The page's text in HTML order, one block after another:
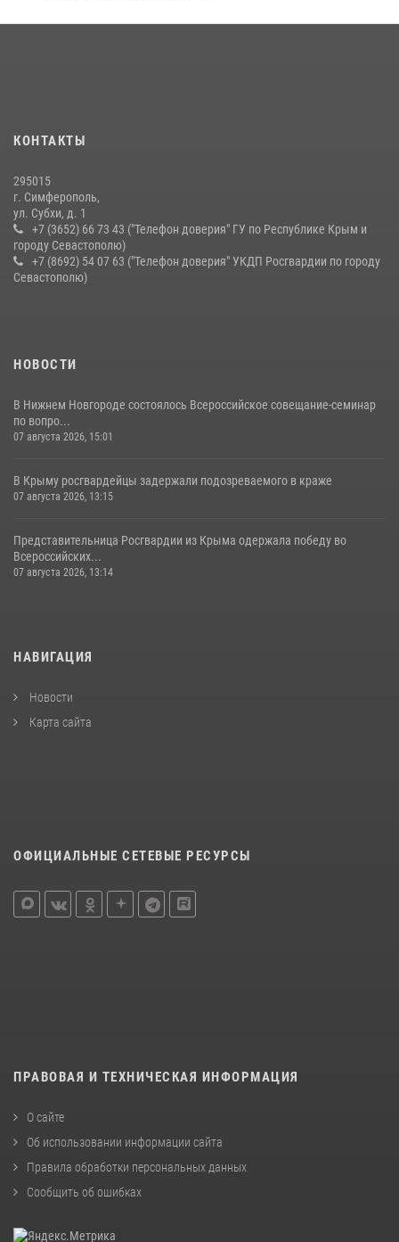
10 июля 2026, 15:10
КОНТАКТЫ
295015
г. Симферополь,
ул. Субхи, д. 1
+7 (3652) 66 73 43 ("Телефон доверия" ГУ по Республике Крым и
городу Севастополю)
+7 (8692) 54 07 63 ("Телефон доверия" УКДП Росгвардии по городу
Севастополю)
НОВОСТИ
В Нижнем Новгороде состоялось Всероссийское совещание-семинар
по вопро...
07 августа 2026, 15:01
В Крыму росгвардейцы задержали подозреваемого в краже
07 августа 2026, 13:15
Представительница Росгвардии из Крыма одержала победу во
Всероссийских...
07 августа 2026, 13:14
НАВИГАЦИЯ
Новости
Карта сайта
ОФИЦИАЛЬНЫЕ СЕТЕВЫЕ РЕСУРСЫ
ПРАВОВАЯ И ТЕХНИЧЕСКАЯ ИНФОРМАЦИЯ
О сайте
Об использовании информации сайта
Правила обработки персональных данных
Сообщить об ошибках